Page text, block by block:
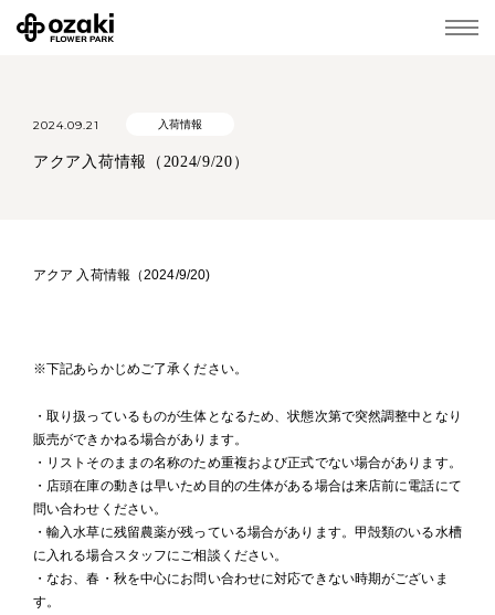
2024.09.21 入荷情報
アクア入荷情報（2024/9/20）
アクア 入荷情報（2024/9/20)
※下記あらかじめご了承ください。
・取り扱っているものが生体となるため、状態次第で突然調整中となり
販売ができかねる場合があります。
・リストそのままの名称のため重複および正式でない場合があります。
・店頭在庫の動きは早いため目的の生体がある場合は来店前に電話にて
問い合わせください。
・輸入水草に残留農薬が残っている場合があります。甲殻類のいる水槽
に入れる場合スタッフにご相談ください。
・なお、春・秋を中心にお問い合わせに対応できない時期がございま
す。